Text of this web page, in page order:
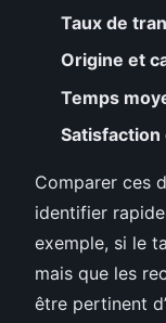
Taux de
Origine et
Temps
Comparer ces
identifier
exemple, si le
mais que les
être pertinent